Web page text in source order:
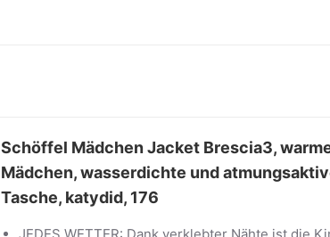
Schöffel Mädchen Jacket Brescia3,
Mädchen, wasserdichte und
Tasche, katydid, 176